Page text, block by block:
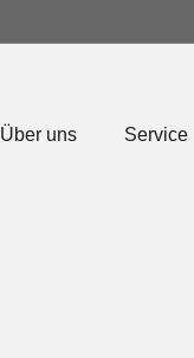
Über uns Service